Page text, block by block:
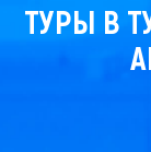
ТУРЫ В